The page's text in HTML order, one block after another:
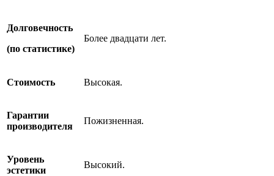
Долговечность
(по статистике)
Более двадцати лет.
Стоимость Высокая.
Гарантии
производителя
Пожизненная.
Уровень
эстетики
Высокий.